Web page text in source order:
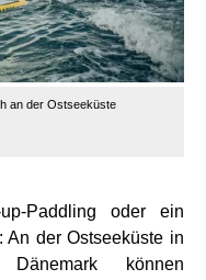
an der Ostseeküste
Paddling oder ein
An der Ostseeküste in
können